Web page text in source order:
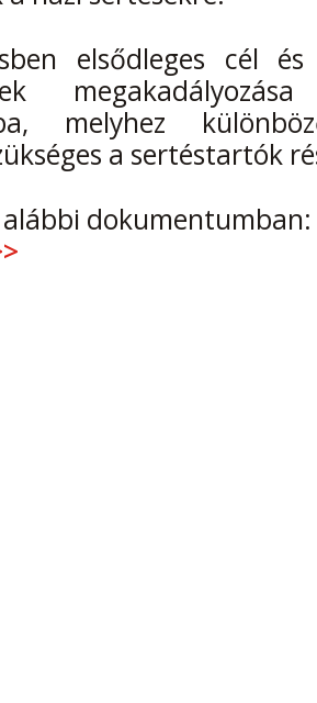
elsődleges cél
melyhez
a sertéstartók
alábbi dokumentumban: